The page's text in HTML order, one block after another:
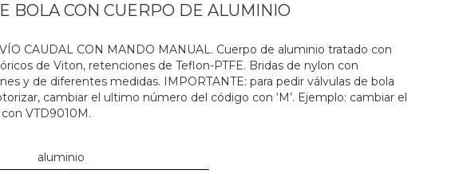
BOLA CON CUERPO DE ALUMINIO
CAUDAL CON MANDO MANUAL. Cuerpo de aluminio tratado con
de Viton, retenciones de Teflon-PTFE. Bridas de nylon con
y de diferentes medidas. IMPORTANTE: para pedir válvulas de bola
cambiar el ultimo número del código con ‘M’. Ejemplo: cambiar el
VTD9010M.
aluminio